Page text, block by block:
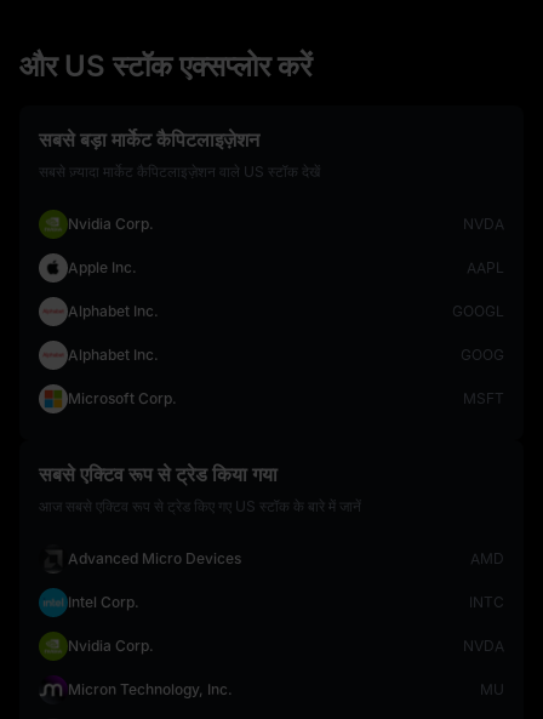
और US स्टॉक एक्सप्लोर करें
सबसे बड़ा मार्केट कैपिटलाइज़ेशन
सबसे ज़्यादा मार्केट कैपिटलाइज़ेशन वाले US स्टॉक देखें
Nvidia Corp. NVDA
Apple Inc. AAPL
Alphabet Inc. GOOGL
Alphabet Inc. GOOG
Microsoft Corp. MSFT
सबसे एक्टिव रूप से ट्रेड किया गया
आज सबसे एक्टिव रूप से ट्रेड किए गए US स्टॉक के बारे में जानें
Advanced Micro Devices AMD
Intel Corp. INTC
Nvidia Corp. NVDA
Micron Technology, Inc. MU